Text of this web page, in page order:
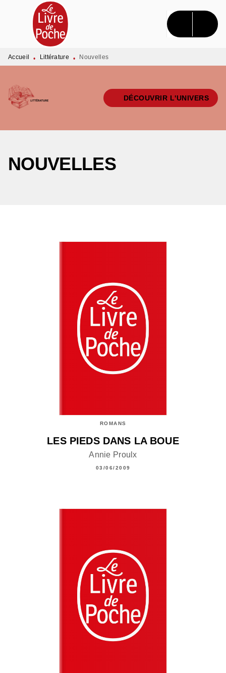
MENU RECHERCHE CONTENU
PIED DE PAGE
Accueil • Littérature • Nouvelles
DÉCOUVRIR L'UNIVERS
NOUVELLES
ROMANS
LES PIEDS DANS LA BOUE
Annie Proulx
03/06/2009